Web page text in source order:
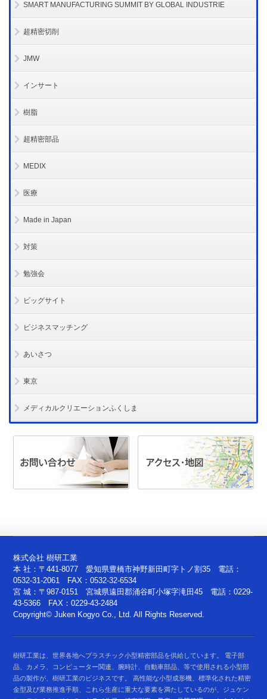
SMART MANUFACTURING SUMMIT BY GLOBAL INDUSTRIE
超精密切削
JMW
インサート
樹脂
超精密部品
MEDIX
医療
Made in Japan
対策
勉強会
ビッグサイト
ビジネスマッチング
あいさつ
東京
メディカルクリエーションふくしま
株式会社 樹研工業
本 社：〒441-8077 愛知県豊橋市神野新田町字トノ割35 電話：
0532-31-2061 FAX：0532-32-6534
宮 城：〒987-0151 宮城県遠田郡涌谷町小塚字滝田45 電話：0229-
43-5366 FAX：0229-43-2484
Copyright© Juken Kogyo Co., Ltd. All Rights Reserved.
樹研工業は、世界各地へプラスチック小型精密部品を供給しています。 電子部
品、カメラ、コンピューター関連、腕時計、自動車部品、等で使用される小型部
品の製作が、樹研工業のビジネスです。 高性能な小型成形機、標準化された精密
金型及び業務推進手順、これら生産に重大な要素を満たしているのが、ジュケン